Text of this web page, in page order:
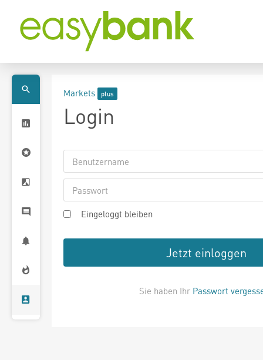
Markets
Login
Eingeloggt bleiben
Jetzt einloggen
Sie haben Ihr Passwort